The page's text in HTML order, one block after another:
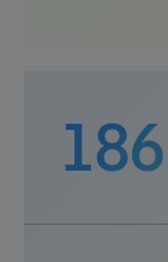
186